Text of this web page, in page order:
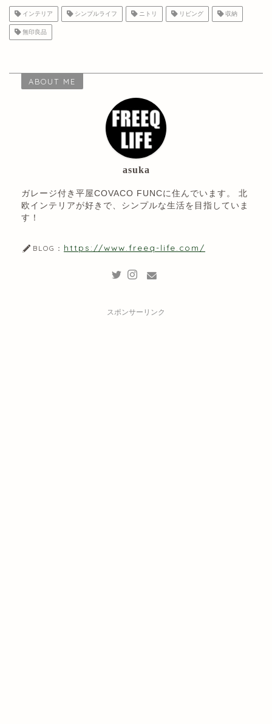
インテリア シンプルライフ ニトリ リビング 収納
無印良品
ABOUT ME
asuka
ガレージ付き平屋COVACO FUNCに住んでいます。 北
欧インテリアが好きで、シンプルな生活を目指していま
す！
BLOG： https://www.freeq-life.com/
スポンサーリンク